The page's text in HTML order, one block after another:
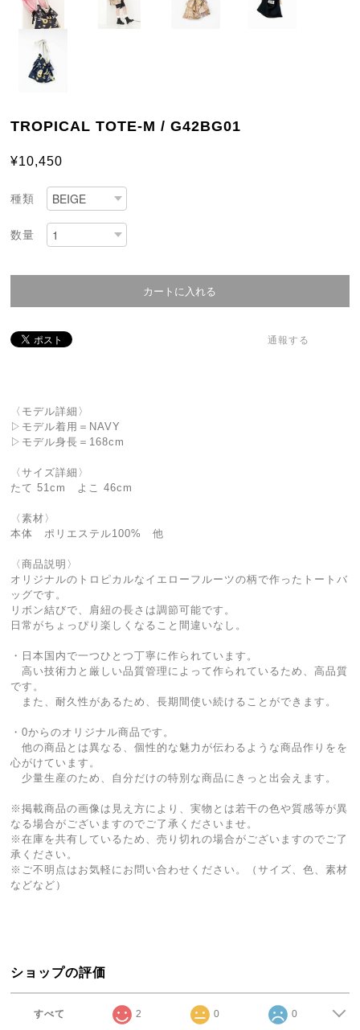
TROPICAL TOTE-M / G42BG01
¥10,450
種類
数量
通報する
〈モデル詳細〉
▷モデル着用＝NAVY
▷モデル身長＝168cm
〈サイズ詳細〉
たて 51cm よこ 46cm
〈素材〉
本体 ポリエステル100% 他
〈商品説明〉
オリジナルのトロピカルなイエローフルーツの柄で作ったトートバ
ッグです。
リボン結びで、肩紐の長さは調節可能です。
日常がちょっぴり楽しくなること間違いなし。
・日本国内で一つひとつ丁寧に作られています。
高い技術力と厳しい品質管理によって作られているため、高品質
です。
また、耐久性があるため、長期間使い続けることができます。
・0からのオリジナル商品です。
他の商品とは異なる、個性的な魅力が伝わるような商品作りをを
心がけています。
少量生産のため、自分だけの特別な商品にきっと出会えます。
※掲載商品の画像は見え方により、実物とは若干の色や質感等が異
なる場合がございますのでご了承くださいませ。
※在庫を共有しているため、売り切れの場合がございますのでご了
承ください。
※ご不明点はお気軽にお問い合わせください。（サイズ、色、素材
などなど）
ショップの評価
すべて 2 0 0